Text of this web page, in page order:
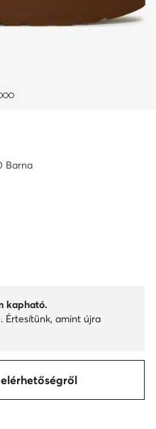
Barna
kapható.
Értesítünk, amint újra